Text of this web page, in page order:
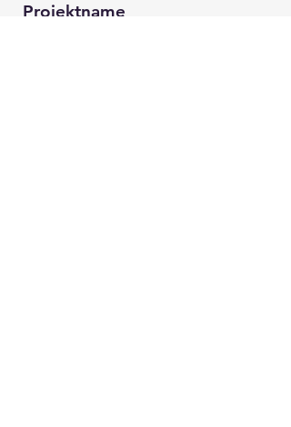
Projektname